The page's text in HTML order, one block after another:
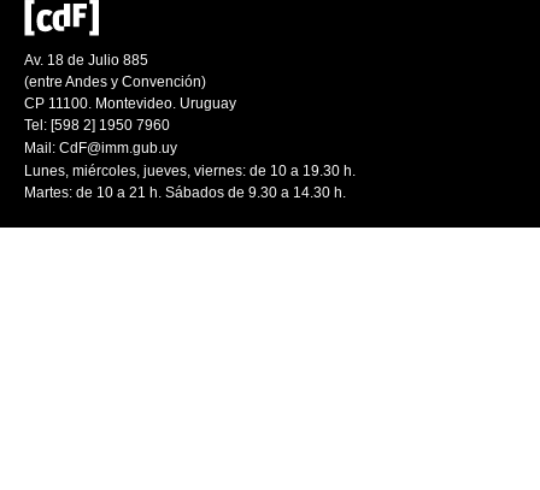
Av. 18 de Julio 885
(entre Andes y Convención)
CP 11100. Montevideo. Uruguay
Tel: [598 2] 1950 7960
Mail: CdF@imm.gub.uy
Lunes, miércoles, jueves, viernes: de 10 a 19.30 h.
Martes: de 10 a 21 h. Sábados de 9.30 a 14.30 h.